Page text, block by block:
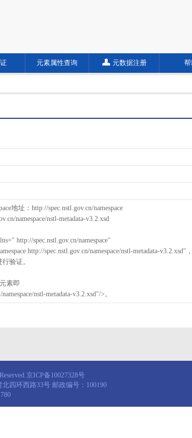
元素属性查询 元数据注册 帮
地址：http://spec.nstl.gov.cn/namespace
namespace/nstl-metadata-v3.2.xsd
http://spec.nstl.gov.cn/namespace"
http://spec.nstl.gov.cn/namespace/nstl-metadata-
验证。
素即
nstl-metadata-v3.2.xsd"/>。
京ICP备10027328号
四环西路33号 邮政编号：100190